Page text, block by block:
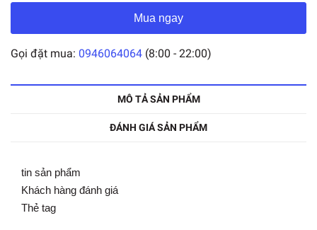
Mua ngay
Gọi đặt mua: 0946064064 (8:00 - 22:00)
MÔ TẢ SẢN PHẨM
ĐÁNH GIÁ SẢN PHẨM
tin sản phẩm
Khách hàng đánh giá
Thẻ tag